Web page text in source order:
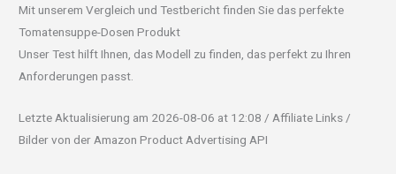
Mit unserem Vergleich und Testbericht finden Sie das perfekte
Tomatensuppe-Dosen Produkt
Unser Test hilft Ihnen, das Modell zu finden, das perfekt zu Ihren
Anforderungen passt.
Letzte Aktualisierung am 2026-08-06 at 12:08 / Affiliate Links /
Bilder von der Amazon Product Advertising API